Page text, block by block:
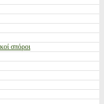
σπόροι